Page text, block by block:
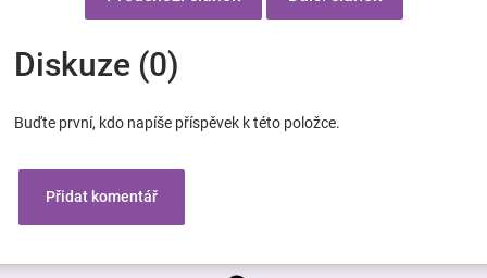
Diskuze (0)
Buďte první, kdo napíše příspěvek k této položce.
Přidat komentář